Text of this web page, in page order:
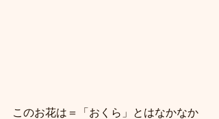
このお花は＝「おくら」とはなかなか